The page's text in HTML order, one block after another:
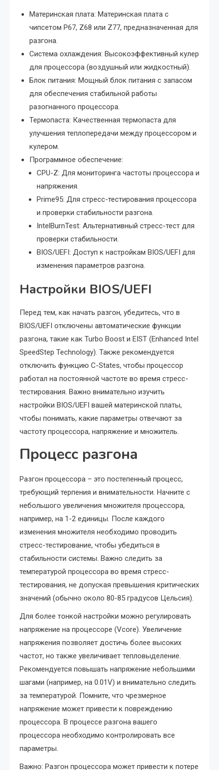
Материнская плата: Материнская плата с
чипсетом P67, Z68 или Z77, предназначенная для
разгона.
Система охлаждения: Высокоэффективный кулер
для процессора (воздушный или жидкостный).
Блок питания: Мощный блок питания с запасом
для обеспечения стабильной работы
разогнанного процессора.
Термопаста: Качественная термопаста для
улучшения теплопередачи между процессором и
кулером.
Программное обеспечение:
CPU-Z: Для мониторинга частоты процессора и
напряжения.
Prime95: Для стресс-тестирования процессора
и проверки стабильности разгона.
IntelBurnTest: Альтернативный стресс-тест для
проверки стабильности.
BIOS/UEFI: Доступ к настройкам BIOS/UEFI для
изменения параметров разгона.
Настройки BIOS/UEFI
Перед тем, как начать разгон, убедитесь, что в
BIOS/UEFI отключены автоматические функции
разгона, такие как Turbo Boost и EIST (Enhanced Intel
SpeedStep Technology). Также рекомендуется
отключить функцию C-States, чтобы процессор
работал на постоянной частоте во время стресс-
тестирования. Важно внимательно изучить
настройки BIOS/UEFI вашей материнской платы,
чтобы понимать, какие параметры отвечают за
частоту процессора, напряжение и множитель.
Процесс разгона
Разгон процессора – это постепенный процесс,
требующий терпения и внимательности. Начните с
небольшого увеличения множителя процессора,
например, на 1-2 единицы. После каждого
изменения множителя необходимо проводить
стресс-тестирование, чтобы убедиться в
стабильности системы. Важно следить за
температурой процессора во время стресс-
тестирования, не допуская превышения критических
значений (обычно около 80-85 градусов Цельсия).
Для более тонкой настройки можно регулировать
напряжение на процессоре (Vcore). Увеличение
напряжения позволяет достичь более высоких
частот, но также увеличивает тепловыделение.
Рекомендуется повышать напряжение небольшими
шагами (например, на 0.01V) и внимательно следить
за температурой. Помните, что чрезмерное
напряжение может привести к повреждению
процессора. В процессе разгона вашего
процессора необходимо контролировать все
параметры.
Важно: Разгон процессора может привести к потере